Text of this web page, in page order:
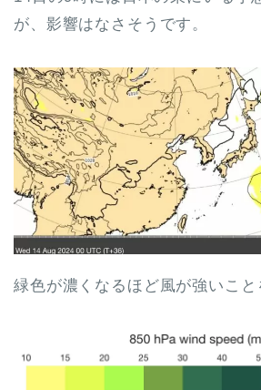
が、影響はなさそうです。
緑色が濃くなるほど風が強いこと